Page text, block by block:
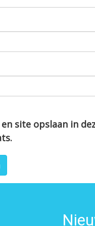
site opslaan in